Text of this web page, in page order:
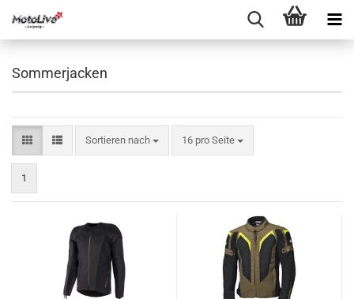
Sommerjacken
Sortieren nach 16 pro Seite
1